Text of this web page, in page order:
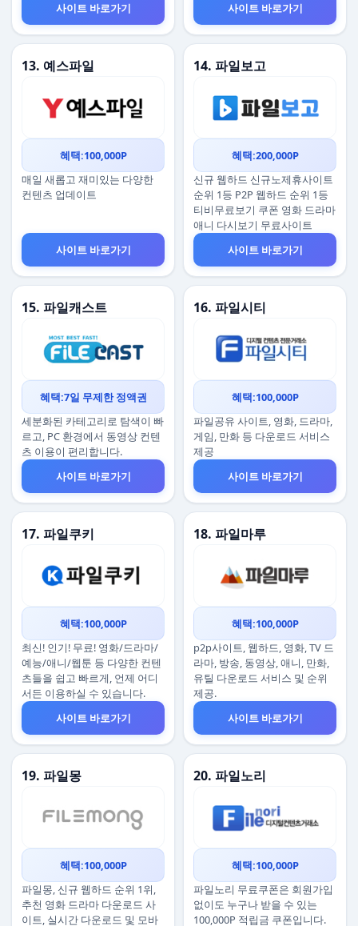
사이트 바로가기
사이트 바로가기
13. 예스파일
혜택:100,000P
매일 새롭고 재미있는 다양한
컨텐츠 업데이트
사이트 바로가기
14. 파일보고
혜택:200,000P
신규 웹하드 신규노제휴사이트
순위 1등 P2P 웹하드 순위 1등
티비무료보기 쿠폰 영화 드라마
애니 다시보기 무료사이트
사이트 바로가기
15. 파일캐스트
혜택:7일 무제한 정액권
세분화된 카테고리로 탐색이 빠
르고, PC 환경에서 동영상 컨텐
츠 이용이 편리합니다.
사이트 바로가기
16. 파일시티
혜택:100,000P
파일공유 사이트, 영화, 드라마,
게임, 만화 등 다운로드 서비스
제공
사이트 바로가기
17. 파일쿠키
혜택:100,000P
최신! 인기! 무료! 영화/드라마/
예능/애니/웹툰 등 다양한 컨텐
츠들을 쉽고 빠르게, 언제 어디
서든 이용하실 수 있습니다.
사이트 바로가기
18. 파일마루
혜택:100,000P
p2p사이트, 웹하드, 영화, TV 드
라마, 방송, 동영상, 애니, 만화,
유틸 다운로드 서비스 및 순위
제공.
사이트 바로가기
19. 파일몽
혜택:100,000P
파일몽, 신규 웹하드 순위 1위,
추천 영화 드라마 다운로드 사
이트, 실시간 다운로드 및 모바
20. 파일노리
혜택:100,000P
파일노리 무료쿠폰은 회원가입
없이도 누구나 받을 수 있는
100,000P 적립금 쿠폰입니다.